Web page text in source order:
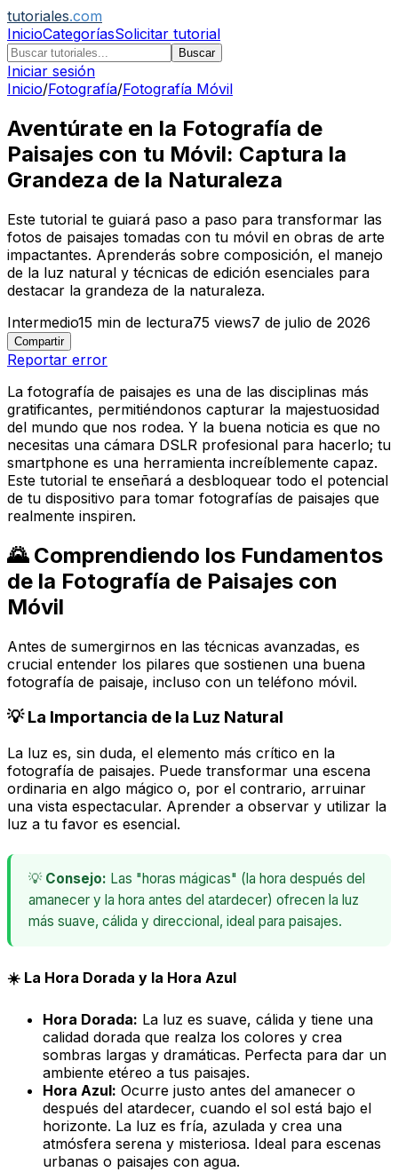
tutoriales.com
InicioCategoríasSolicitar tutorial
Buscar
Iniciar sesión
Inicio/Fotografía/Fotografía Móvil
Aventúrate en la Fotografía de
Paisajes con tu Móvil: Captura la
Grandeza de la Naturaleza
Este tutorial te guiará paso a paso para transformar las
fotos de paisajes tomadas con tu móvil en obras de arte
impactantes. Aprenderás sobre composición, el manejo
de la luz natural y técnicas de edición esenciales para
destacar la grandeza de la naturaleza.
Intermedio15 min de lectura75 views7 de julio de 2026
Compartir
Reportar error
La fotografía de paisajes es una de las disciplinas más
gratificantes, permitiéndonos capturar la majestuosidad
del mundo que nos rodea. Y la buena noticia es que no
necesitas una cámara DSLR profesional para hacerlo; tu
smartphone es una herramienta increíblemente capaz.
Este tutorial te enseñará a desbloquear todo el potencial
de tu dispositivo para tomar fotografías de paisajes que
realmente inspiren.
🌄 Comprendiendo los Fundamentos
de la Fotografía de Paisajes con
Móvil
Antes de sumergirnos en las técnicas avanzadas, es
crucial entender los pilares que sostienen una buena
fotografía de paisaje, incluso con un teléfono móvil.
💡 La Importancia de la Luz Natural
La luz es, sin duda, el elemento más crítico en la
fotografía de paisajes. Puede transformar una escena
ordinaria en algo mágico o, por el contrario, arruinar
una vista espectacular. Aprender a observar y utilizar la
luz a tu favor es esencial.
💡 Consejo: Las "horas mágicas" (la hora después del
amanecer y la hora antes del atardecer) ofrecen la luz
más suave, cálida y direccional, ideal para paisajes.
☀️ La Hora Dorada y la Hora Azul
Hora Dorada: La luz es suave, cálida y tiene una
calidad dorada que realza los colores y crea
sombras largas y dramáticas. Perfecta para dar un
ambiente etéreo a tus paisajes.
Hora Azul: Ocurre justo antes del amanecer o
después del atardecer, cuando el sol está bajo el
horizonte. La luz es fría, azulada y crea una
atmósfera serena y misteriosa. Ideal para escenas
urbanas o paisajes con agua.